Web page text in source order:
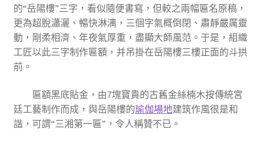
的“岳陽樓”三字，看似隨便書寫，但較之兩幅匾名原稿，
更為超脫瀟灑、暢快淋漓，三個字氣概倒閉、肅靜嚴厲靈
動，剛柔相濟、年夜氣厚重，盡顯大師風范。于是，組織
工匠以此三字制作匾額，并吊掛在岳陽樓三樓正面的斗拱
前。
匾額黑底貼金，由7塊寶貴的古舊金絲楠木按傳統宮
廷工藝制作而成，與岳陽樓的瑜伽場地建筑作風很是和
諧，可謂“三湘第一匾”，令人稱贊不已。